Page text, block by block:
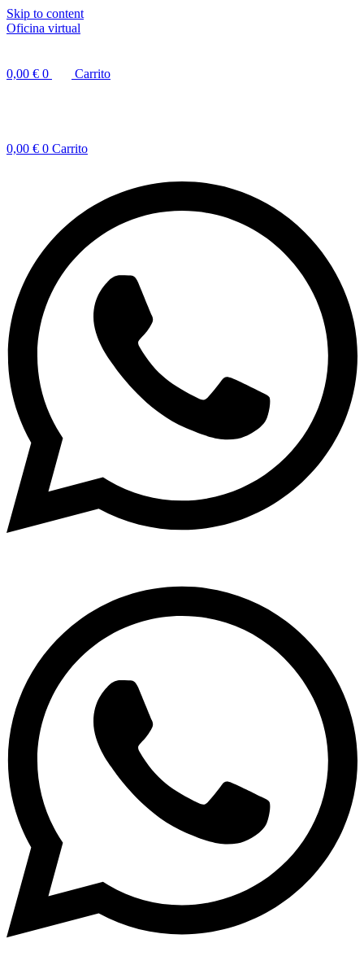
Skip to content
Oficina virtual
0,00 € 0 Carrito
0,00 € 0 Carrito